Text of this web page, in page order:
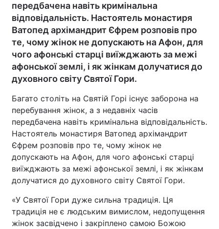
Головна Війна
Україна Політика
передбачена навіть кримінальна
відповідальність. Настоятель монастиря
Ватопед архімандрит Єфрем розповів про
те, чому жінок не допускають на Афон, для
чого афонські старці виїжджають за межі
афонської землі, і як жінкам долучатися до
духовного світу Святої Гори.
Багато століть на Святій Горі існує заборона на
перебування жінок, а з недавніх часів
передбачена навіть кримінальна відповідальність.
Настоятель монастиря Ватопед архімандрит
Єфрем розповів про те, чому жінок не
допускають на Афон, для чого афонські старці
виїжджають за межі афонської землі, і як жінкам
долучатися до духовного світу Святої Гори.
«У Святої Гори дуже сильна традиція. Ця
традиція не є людським вимислом, недопущення
жінок засвідчено і закріплено самою Божою